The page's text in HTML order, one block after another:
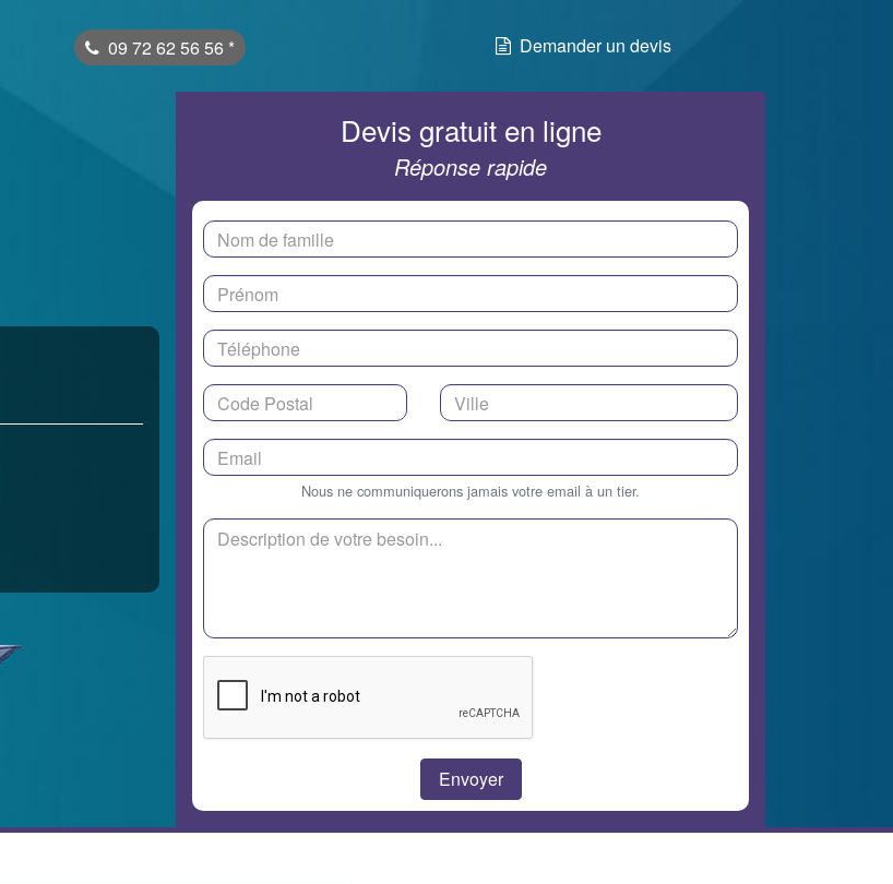
09 72 62 56 56 * Demander un devis
Devis gratuit en ligne
Réponse rapide
Nous ne communiquerons jamais votre email à un tier.